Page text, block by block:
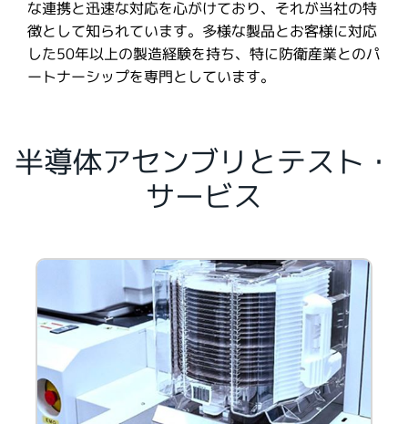
な連携と迅速な対応を心がけており、それが当社の特
徴として知られています。多様な製品とお客様に対応
した50年以上の製造経験を持ち、特に防衛産業とのパ
ートナーシップを専門としています。
半導体アセンブリとテスト・
サービス